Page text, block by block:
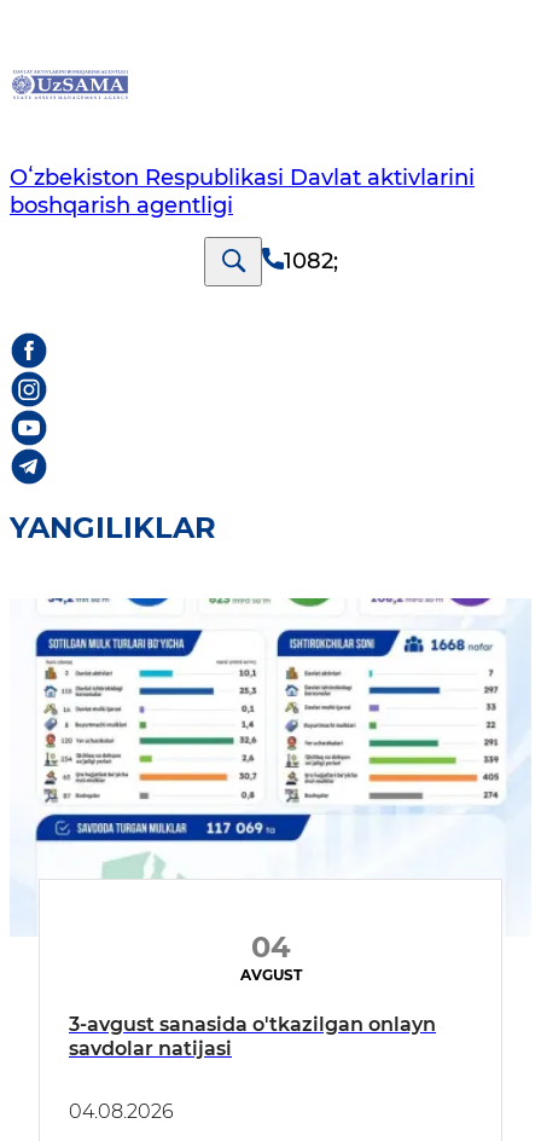
Oʻzbekiston Respublikasi Davlat aktivlarini
boshqarish agentligi
1082;
YANGILIKLAR
04
AVGUST
3-avgust sanasida o'tkazilgan onlayn
savdolar natijasi
04.08.2026